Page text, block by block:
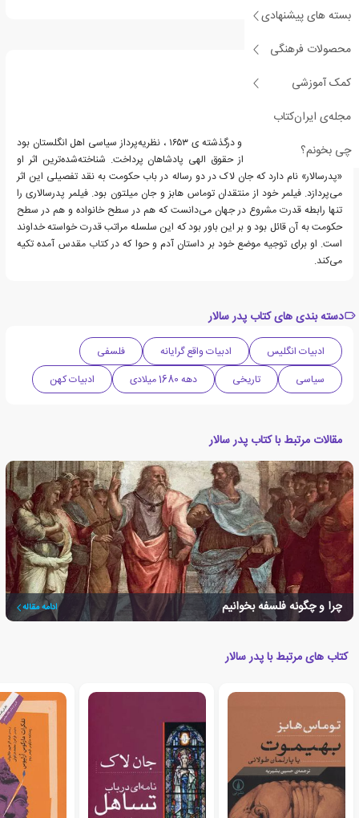
بسته های پیشنهادی
محصولات فرهنگی
کمک آموزشی
مجله‌ی ایران‌کتاب
چی بخونم؟
درباره رابرت فیلمر
سر رابرت فیلمر زاده ۱۵۸۸ و درگذشته ی ۱۶۵۳ ، نظریه‌پرداز سیاسی اهل انگلستان بود
که در آثار خود به دفاع از حقوق الهی پادشاهان پرداخت. شناخته‌شده‌ترین اثر او
«پدرسالار» نام دارد که جان لاک در دو رساله در باب حکومت به نقد تفصیلی این اثر
می‌پردازد. فیلمر خود از منتقدان توماس هابز و جان میلتون بود. فیلمر پدرسالاری را
تنها رابطه قدرت مشروع در جهان می‌دانست که هم در سطح خانواده و هم در سطح
حکومت به آن قائل بود و بر این باور بود که این سلسله مراتب قدرت خواسته خداوند
است. او برای توجیه موضع خود بر داستان آدم و حوا که در کتاب مقدس آمده تکیه
می‌کند.
دسته بندی های کتاب پدر سالار
ادبیات انگلیس ادبیات واقع گرایانه
فلسفی
سیاسی
تاریخی دهه 1680 میلادی ادبیات کهن
مقالات مرتبط با کتاب پدر سالار
چرا و چگونه فلسفه بخوانیم ادامه مقاله
کتاب های مرتبط با پدر سالار